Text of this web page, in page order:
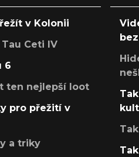
v Kolonii
Ceti IV
6
ten nejlepší loot
pro přežití v
a triky